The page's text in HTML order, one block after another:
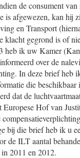
de consument
is afgewezen, kan hij
en Transport
klacht gegrond is of
heb ik uw Kamer
over de
In deze brief heb
die
dat de
Europese Hof van
bij die brief heb ik u
de ILT aantal
2011 en 2012.